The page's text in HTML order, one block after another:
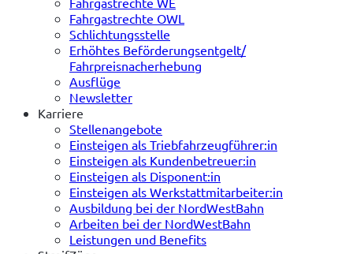
Fahrgastrechte OWL
Schlichtungsstelle
Erhöhtes Beförderungsentgelt/
Fahrpreisnacherhebung
Ausflüge
Newsletter
Karriere
Stellenangebote
Einsteigen als Triebfahrzeugführer:in
Einsteigen als Kundenbetreuer:in
Einsteigen als Disponent:in
Einsteigen als Werkstattmitarbeiter:in
Ausbildung bei der NordWestBahn
Arbeiten bei der NordWestBahn
Leistungen und Benefits